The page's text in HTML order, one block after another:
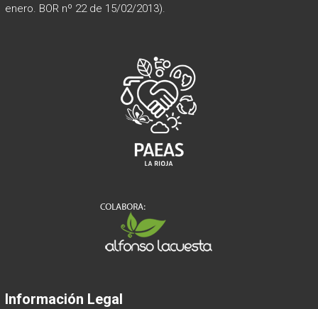
enero. BOR nº 22 de 15/02/2013).
Información Legal